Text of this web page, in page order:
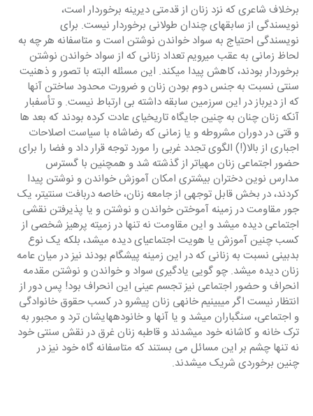
برخلاف شاعری که نزد زنان از قدمتی دیرینه برخوردار است،
نویسندگی از سابقه‎ای چندان طولانی برخوردار نیست. برای
نویسندگی احتیاج به سواد خواندن نوشتن است و متاسفانه هر چه به
لحاظ زمانی به عقب می‎رویم تعداد زنانی که از سواد خواندن نوشتن
برخوردار بودند، کاهش پیدا می‎کند. این مسئله البته با تصور و ذهنیت
سنتی نسبت به جنس دوم بودن زنان و ضرورت محدود ساختن آنها
که از دیرباز در این سرزمین سابقه داشته بی ارتباط نیست. و تأسفبار
آنکه زنان چنان به چنین جایگاه تاریخی‎ای عادت کرده بودند که بعد ها
و قتی در دوران مشروطه و یا زمانی که رضاشاه با سیاست اصلاحات
اجباری از بالا(!) الگوی تجدد غربی را مورد توجه قرار داد و فضا را برای
حضور اجتماعی زنان مهیاتر از گذشته شد و همچنین با گسترس
مدارس نوین دختران بیشتری امکان آموزش خواندن و نوشتن پیدا
کردند، در بخش قابل توجهی از جامعه زنان، خاصه دربافت سنتی‎تر، یک
جور مقاومت در زمینه آموختن خواندن و نوشتن و یا پذیرفتن نقشی
اجتماعی دیده می‎شد و این مقاومت نه تنها در زمیته پرهیز شخصی از
کسب چنین آموزش یا هویت اجتماعی‎ای دیده می‎شد، بلکه یک نوع
بدبینی نسبت به زنانی که در این زمینه پیشگام بودند نیز در میان عامه
زنان دیده می‎شد. چو گویی یادگیری سواد و خواندن و نوشتن مقدمه
انحراف و حضور اجتماعی نیز تجسم عینی این انحراف بود! پس دور از
انتظار نیست اگر می‎بینیم خانه‎ی زنان پیشرو در کسب حقوق خانوادگی
و اجتماعی، سنگباران می‎شد و یا آنها و خانوده‎های‎شان ترد و مجبور به
ترک خانه و کاشانه‎ خود می‎شدند و قاطبه زنان غرق در نقش سنتی خود
نه تنها چشم بر این مسائل می بستند که متاسفانه گاه خود نیز در
چنین برخوردی شریک می‎شدند.